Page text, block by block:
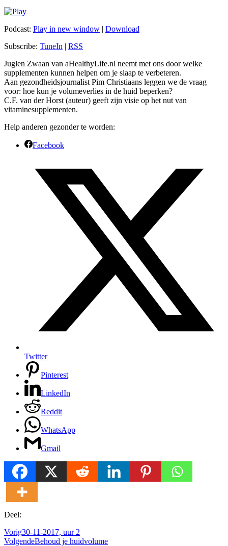
Podcast: Play in new window | Download
Subscribe: TuneIn | RSS
Juglen Zwaan van aHealthyLife.nl neemt met ons door welke
supplementen kunnen helpen om je slaap te verbeteren.
Aan gezondheidsjournalist Pim Christiaans leggen we de vraag
voor: hoe kun je volumeverlies in de huid beperken?
C.F. van der Horst (auteur) geeft zijn visie op het nut van
vitaminesupplementen.
Help anderen gezonder te worden:
Facebook
Twitter
Pinterest
LinkedIn
Reddit
WhatsApp
Gmail
Deel:
Vorig30-11-2017, uur 2
VolgendeBehoud je huidvolume